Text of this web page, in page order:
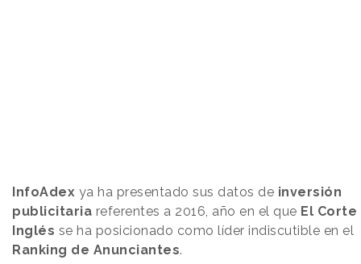
InfoAdex ya ha presentado sus datos de inversión
publicitaria referentes a 2016, año en el que El Corte
Inglés se ha posicionado como líder indiscutible en el
Ranking de Anunciantes.